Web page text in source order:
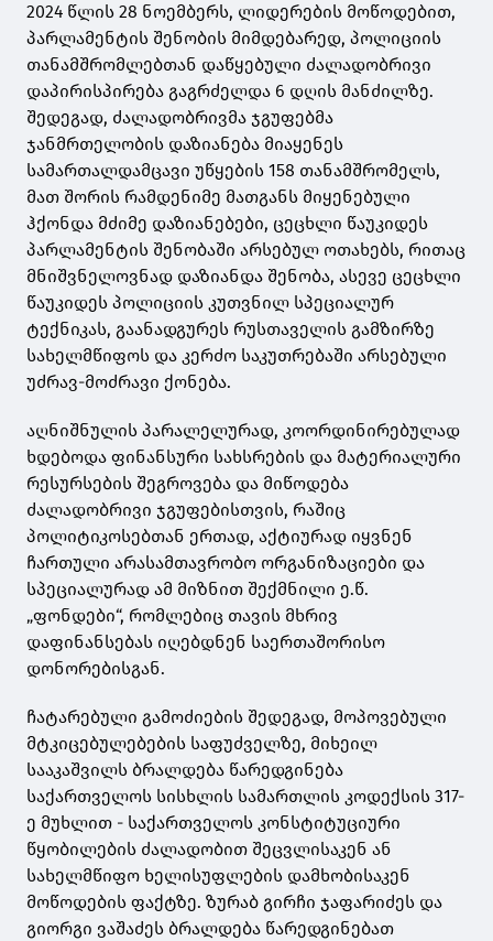
2024 წლის 28 ნოემბერს, ლიდერების მოწოდებით,
პარლამენტის შენობის მიმდებარედ, პოლიციის
თანამშრომლებთან დაწყებული ძალადობრივი
დაპირისპირება გაგრძელდა 6 დღის მანძილზე.
შედეგად, ძალადობრივმა ჯგუფებმა
ჯანმრთელობის დაზიანება მიაყენეს
სამართალდამცავი უწყების 158 თანამშრომელს,
მათ შორის რამდენიმე მათგანს მიყენებული
ჰქონდა მძიმე დაზიანებები, ცეცხლი წაუკიდეს
პარლამენტის შენობაში არსებულ ოთახებს, რითაც
მნიშვნელოვნად დაზიანდა შენობა, ასევე ცეცხლი
წაუკიდეს პოლიციის კუთვნილ სპეციალურ
ტექნიკას, გაანადგურეს რუსთაველის გამზირზე
სახელმწიფოს და კერძო საკუთრებაში არსებული
უძრავ-მოძრავი ქონება.
აღნიშნულის პარალელურად, კოორდინირებულად
ხდებოდა ფინანსური სახსრების და მატერიალური
რესურსების შეგროვება და მიწოდება
ძალადობრივი ჯგუფებისთვის, რაშიც
პოლიტიკოსებთან ერთად, აქტიურად იყვნენ
ჩართული არასამთავრობო ორგანიზაციები და
სპეციალურად ამ მიზნით შექმნილი ე.წ.
„ფონდები“, რომლებიც თავის მხრივ
დაფინანსებას იღებდნენ საერთაშორისო
დონორებისგან.
ჩატარებული გამოძიების შედეგად, მოპოვებული
მტკიცებულებების საფუძველზე, მიხეილ
სააკაშვილს ბრალდება წარედგინება
საქართველოს სისხლის სამართლის კოდექსის 317-
ე მუხლით - საქართველოს კონსტიტუციური
წყობილების ძალადობით შეცვლისაკენ ან
სახელმწიფო ხელისუფლების დამხობისაკენ
მოწოდების ფაქტზე. ზურაბ გირჩი ჯაფარიძეს და
გიორგი ვაშაძეს ბრალდება წარედგინებათ